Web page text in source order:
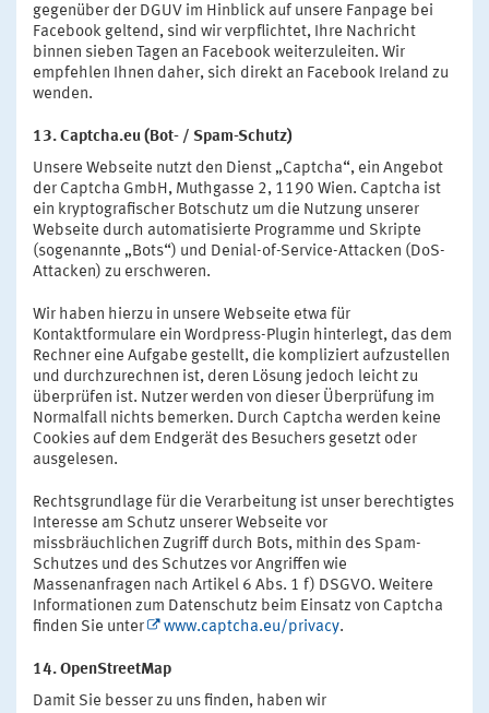
gegenüber der DGUV im Hinblick auf unsere Fanpage bei
Facebook geltend, sind wir verpflichtet, Ihre Nachricht
binnen sieben Tagen an Facebook weiterzuleiten. Wir
empfehlen Ihnen daher, sich direkt an Facebook Ireland zu
wenden.
13. Captcha.eu (Bot- / Spam-Schutz)
Unsere Webseite nutzt den Dienst „Captcha“, ein Angebot
der Captcha GmbH, Muthgasse 2, 1190 Wien. Captcha ist
ein kryptografischer Botschutz um die Nutzung unserer
Webseite durch automatisierte Programme und Skripte
(sogenannte „Bots“) und Denial-of-Service-Attacken (DoS-
Attacken) zu erschweren.
Wir haben hierzu in unsere Webseite etwa für
Kontaktformulare ein Wordpress-Plugin hinterlegt, das dem
Rechner eine Aufgabe gestellt, die kompliziert aufzustellen
und durchzurechnen ist, deren Lösung jedoch leicht zu
überprüfen ist. Nutzer werden von dieser Überprüfung im
Normalfall nichts bemerken. Durch Captcha werden keine
Cookies auf dem Endgerät des Besuchers gesetzt oder
ausgelesen.
Rechtsgrundlage für die Verarbeitung ist unser berechtigtes
Interesse am Schutz unserer Webseite vor
missbräuchlichen Zugriff durch Bots, mithin des Spam-
Schutzes und des Schutzes vor Angriffen wie
Massenanfragen nach Artikel 6 Abs. 1 f) DSGVO. Weitere
Informationen zum Datenschutz beim Einsatz von Captcha
finden Sie unter
www.captcha.eu/privacy.
14. OpenStreetMap
Damit Sie besser zu uns finden, haben wir